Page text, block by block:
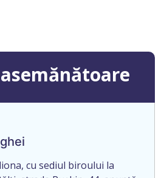
cu sediul biroului la